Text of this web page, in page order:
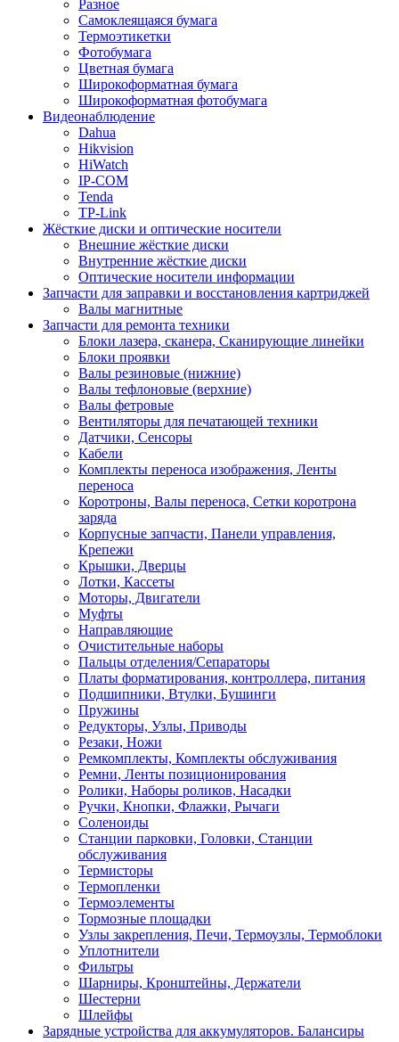
Разное
Самоклеящаяся бумага
Термоэтикетки
Фотобумага
Цветная бумага
Широкоформатная бумага
Широкоформатная фотобумага
Видеонаблюдение
Dahua
Hikvision
HiWatch
IP-COM
Tenda
TP-Link
Жёсткие диски и оптические носители
Внешние жёсткие диски
Внутренние жёсткие диски
Оптические носители информации
Запчасти для заправки и восстановления картриджей
Валы магнитные
Запчасти для ремонта техники
Блоки лазера, сканера, Сканирующие линейки
Блоки проявки
Валы резиновые (нижние)
Валы тефлоновые (верхние)
Валы фетровые
Вентиляторы для печатающей техники
Датчики, Сенсоры
Кабели
Комплекты переноса изображения, Ленты
переноса
Коротроны, Валы переноса, Сетки коротрона
заряда
Корпусные запчасти, Панели управления,
Крепежи
Крышки, Дверцы
Лотки, Кассеты
Моторы, Двигатели
Муфты
Направляющие
Очистительные наборы
Пальцы отделения/Сепараторы
Платы форматирования, контроллера, питания
Подшипники, Втулки, Бушинги
Пружины
Редукторы, Узлы, Приводы
Резаки, Ножи
Ремкомплекты, Комплекты обслуживания
Ремни, Ленты позиционирования
Ролики, Наборы роликов, Насадки
Ручки, Кнопки, Флажки, Рычаги
Соленоиды
Станции парковки, Головки, Станции
обслуживания
Термисторы
Термопленки
Термоэлементы
Тормозные площадки
Узлы закрепления, Печи, Термоузлы, Термоблоки
Уплотнители
Фильтры
Шарниры, Кронштейны, Держатели
Шестерни
Шлейфы
Зарядные устройства для аккумуляторов. Балансиры